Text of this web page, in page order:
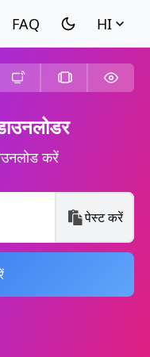
HI
करें
पेस्ट करें